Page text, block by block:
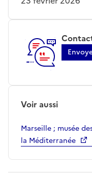
Voir aussi
Marseille ; musée
la Méditerranée